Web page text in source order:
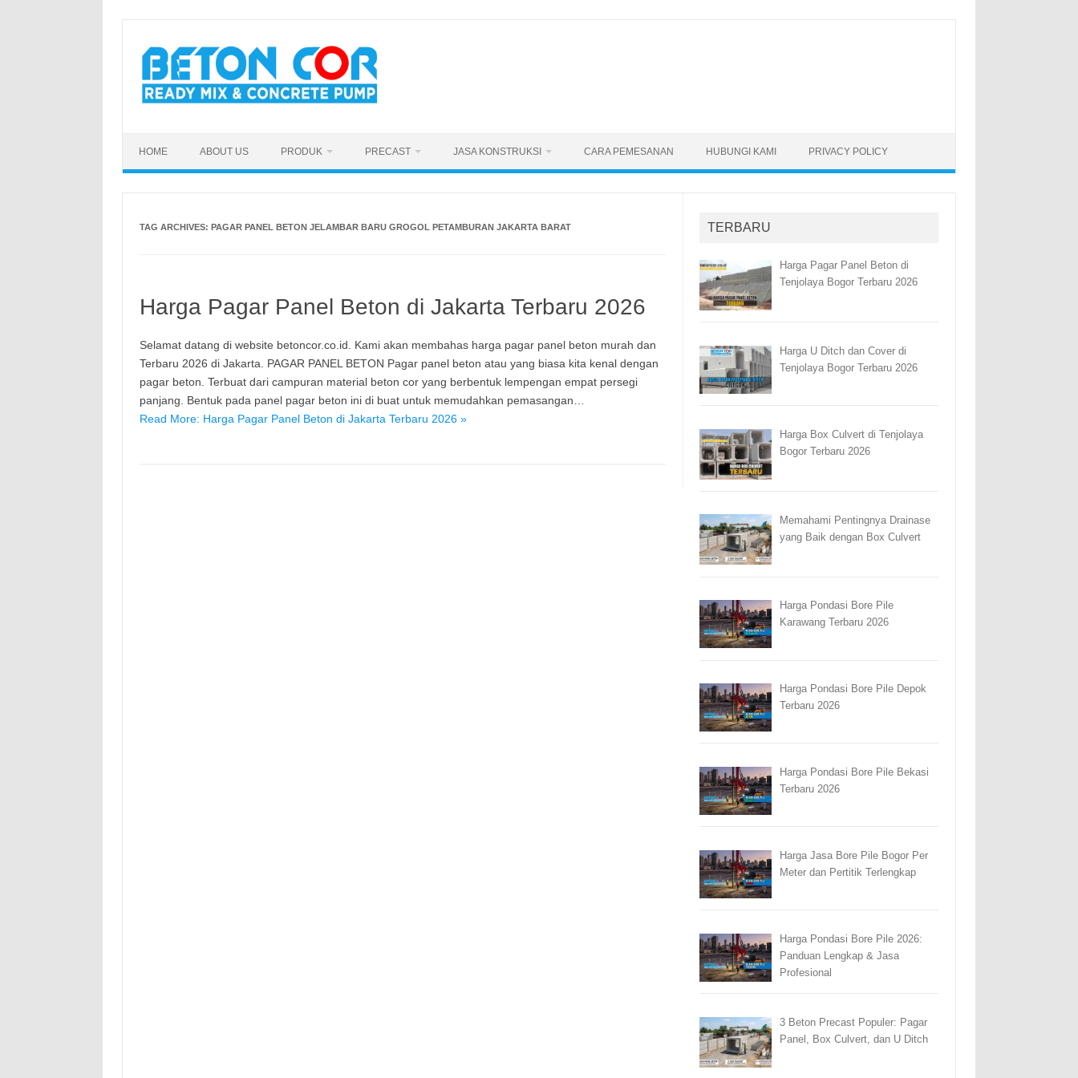
content
HOME ABOUT US PRODUK PRECAST JASA KONSTRUKSI CARA PEMESANAN HUBUNGI KAMI PRIVACY POLICY
TAG ARCHIVES: PAGAR PANEL BETON JELAMBAR BARU GROGOL PETAMBURAN JAKARTA BARAT
Harga Pagar Panel Beton di Jakarta Terbaru 2026
Selamat datang di website betoncor.co.id. Kami akan membahas harga pagar panel beton murah dan
Terbaru 2026 di Jakarta. PAGAR PANEL BETON Pagar panel beton atau yang biasa kita kenal dengan
pagar beton. Terbuat dari campuran material beton cor yang berbentuk lempengan empat persegi
panjang. Bentuk pada panel pagar beton ini di buat untuk memudahkan pemasangan…
Read More: Harga Pagar Panel Beton di Jakarta Terbaru 2026 »
TERBARU
Harga Pagar Panel Beton di
Tenjolaya Bogor Terbaru 2026
Harga U Ditch dan Cover di
Tenjolaya Bogor Terbaru 2026
Harga Box Culvert di Tenjolaya
Bogor Terbaru 2026
Memahami Pentingnya Drainase
yang Baik dengan Box Culvert
Harga Pondasi Bore Pile
Karawang Terbaru 2026
Harga Pondasi Bore Pile Depok
Terbaru 2026
Harga Pondasi Bore Pile Bekasi
Terbaru 2026
Harga Jasa Bore Pile Bogor Per
Meter dan Pertitik Terlengkap
Harga Pondasi Bore Pile 2026:
Panduan Lengkap & Jasa
Profesional
3 Beton Precast Populer: Pagar
Panel, Box Culvert, dan U Ditch